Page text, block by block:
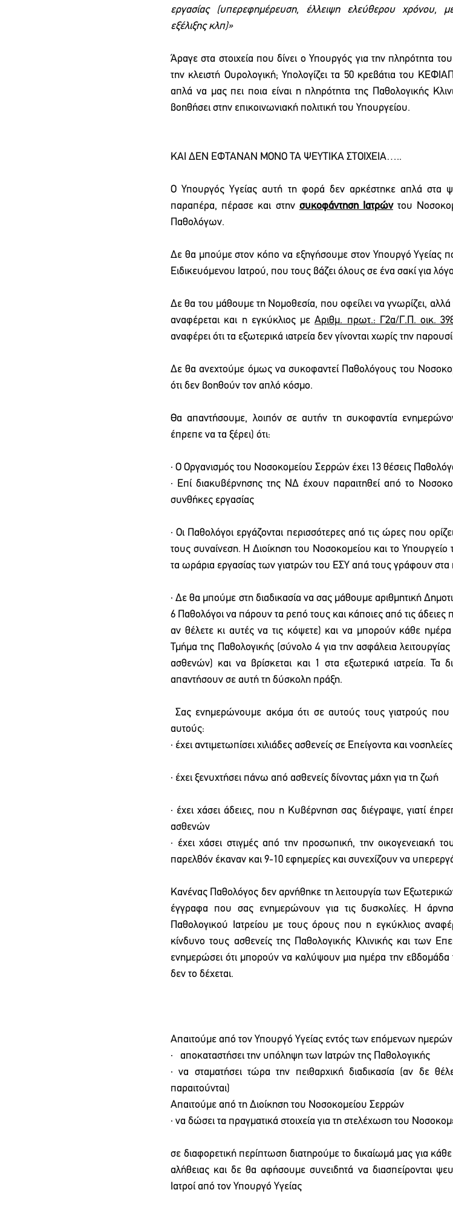
εργασίας (υπερεφημέρευση, έλλειψη ελεύθερου χρόνου,
εξέλιξης κλπ)»
Άραγε στα στοιχεία που δίνει ο Υπουργός για την πληρότητα
την κλειστή Ουρολογική; Υπολογίζει τα 50 κρεβάτια του
απλά να μας πει ποια είναι η πληρότητα της Παθολογικής
βοηθήσει στην επικοινωνιακή πολιτική του Υπουργείου.
ΚΑΙ ΔΕΝ ΕΦΤΑΝΑΝ ΜΟΝΟ ΤΑ ΨΕΥΤΙΚΑ ΣΤΟΙΧΕΙΑ…..
Ο Υπουργός Υγείας αυτή τη φορά δεν αρκέστηκε απλά στα
παραπέρα, πέρασε και στην συκοφάντηση Ιατρών του
Παθολόγων.
Δε θα μπούμε στον κόπο να εξηγήσουμε στον Υπουργό Υγείας
Ειδικευόμενου Ιατρού, που τους βάζει όλους σε ένα σακί για
Δε θα του μάθουμε τη Νομοθεσία, που οφείλει να γνωρίζει,
αναφέρεται και η εγκύκλιος με Αριθμ. πρωτ.: Γ2α/Γ.Π. οικ.
αναφέρει ότι τα εξωτερικά ιατρεία δεν γίνονται χωρίς την
Δε θα ανεχτούμε όμως να συκοφαντεί Παθολόγους του
ότι δεν βοηθούν τον απλό κόσμο.
Θα απαντήσουμε, λοιπόν σε αυτήν τη συκοφαντία
έπρεπε να τα ξέρει) ότι:
· Ο Οργανισμός του Νοσοκομείου Σερρών έχει 13 θέσεις
· Επί διακυβέρνησης της ΝΔ έχουν παραιτηθεί από το
συνθήκες εργασίας
· Οι Παθολόγοι εργάζονται περισσότερες από τις ώρες που
τους συναίνεση. Η Διοίκηση του Νοσοκομείου και το
τα ωράρια εργασίας των γιατρών του ΕΣΥ απά τους γράφουν στα
· Δε θα μπούμε στη διαδικασία να σας μάθουμε αριθμητική
6 Παθολόγοι να πάρουν τα ρεπό τους και κάποιες από τις άδειες
αν θέλετε κι αυτές να τις κόψετε) και να μπορούν κάθε
Τμήμα της Παθολογικής (σύνολο 4 για την ασφάλεια
ασθενών) και να βρίσκεται και 1 στα εξωτερικά ιατρεία. Τα
απαντήσουν σε αυτή τη δύσκολη πράξη.
Σας ενημερώνουμε ακόμα ότι σε αυτούς τους γιατρούς
αυτούς:
· έχει αντιμετωπίσει χιλιάδες ασθενείς σε Επείγοντα και
· έχει ξενυχτήσει πάνω από ασθενείς δίνοντας μάχη για τη ζωή
· έχει χάσει άδειες, που η Κυβέρνηση σας διέγραψε, γιατί
ασθενών
· έχει χάσει στιγμές από την προσωπική, την οικογενειακή
παρελθόν έκαναν και 9-10 εφημερίες και συνεχίζουν να
Κανένας Παθολόγος δεν αρνήθηκε τη λειτουργία των
έγγραφα που σας ενημερώνουν για τις δυσκολίες. Η
Παθολογικού Ιατρείου με τους όρους που η εγκύκλιος
κίνδυνο τους ασθενείς της Παθολογικής Κλινικής και των
ενημερώσει ότι μπορούν να καλύψουν μια ημέρα την εβδομάδα
δεν το δέχεται.
Απαιτούμε από τον Υπουργό Υγείας εντός των επόμενων
·   αποκαταστήσει την υπόληψη των Ιατρών της Παθολογικής
· να σταματήσει τώρα την πειθαρχική διαδικασία (αν δε
παραιτούνται)
Απαιτούμε από τη Διοίκηση του Νοσοκομείου Σερρών
· να δώσει τα πραγματικά στοιχεία για τη στελέχωση του
σε διαφορετική περίπτωση διατηρούμε το δικαίωμά μας για
αλήθειας και δε θα αφήσουμε συνειδητά να διασπείρονται
Ιατροί από τον Υπουργό Υγείας